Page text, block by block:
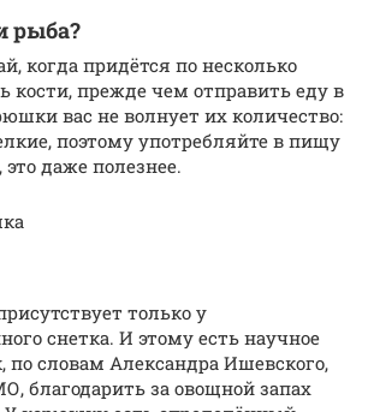
рыба?
когда придётся по несколько
кости, прежде чем отправить еду в
вас не волнует их количество:
поэтому употребляйте в пищу
даже полезнее.
только у
снетка. И этому есть научное
по словам Александра Ишевского,
благодарить за овощной запах